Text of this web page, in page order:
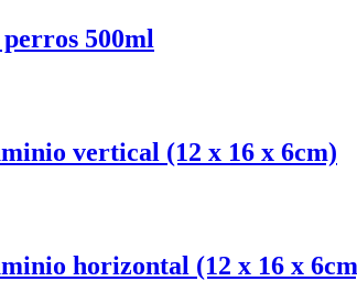
500ml
vertical (12 x 16 x 6cm)
horizontal (12 x 16 x